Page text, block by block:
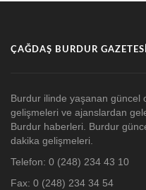
ÇAĞDAŞ BURDUR GAZETESI
Burdur ilinde yaşanan güncel
gelişmeleri ve ajanslardan
Burdur haberleri. Burdur
dakika gelişmeleri.
Telefon: 0 (248) 234 43 10
Fax: 0 (248) 234 34 54